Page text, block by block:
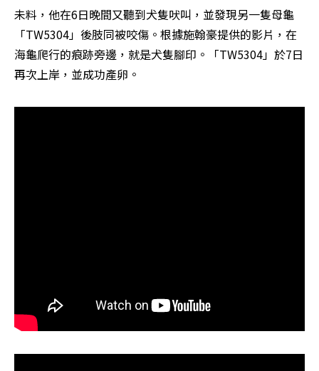
未料，他在6日晚間又聽到犬隻吠叫，並發現另一隻母龜
「TW5304」後肢同被咬傷。根據施翰豪提供的影片，在
海龜爬行的痕跡旁邊，就是犬隻腳印。「TW5304」於7日
再次上岸，並成功產卵。